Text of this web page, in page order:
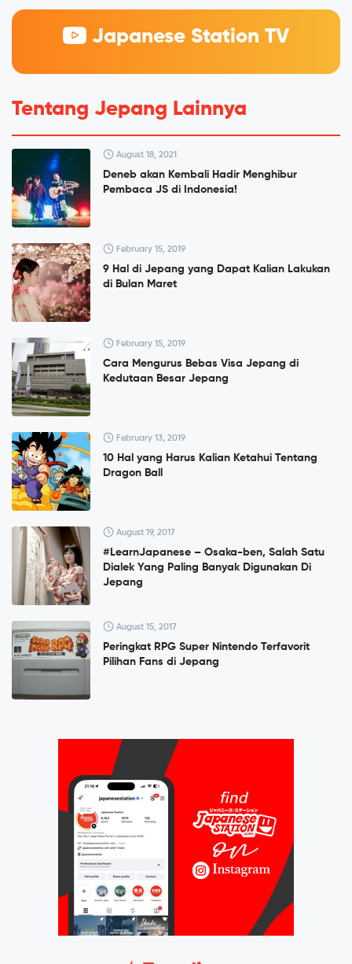
Japanese Station TV
Tentang Jepang Lainnya
August 18, 2021
Deneb akan Kembali Hadir Menghibur
Pembaca JS di Indonesia!
February 15, 2019
9 Hal di Jepang yang Dapat Kalian Lakukan
di Bulan Maret
February 15, 2019
Cara Mengurus Bebas Visa Jepang di
Kedutaan Besar Jepang
February 13, 2019
10 Hal yang Harus Kalian Ketahui Tentang
Dragon Ball
August 19, 2017
#LearnJapanese – Osaka-ben, Salah Satu
Dialek Yang Paling Banyak Digunakan Di
Jepang
August 15, 2017
Peringkat RPG Super Nintendo Terfavorit
Pilihan Fans di Jepang